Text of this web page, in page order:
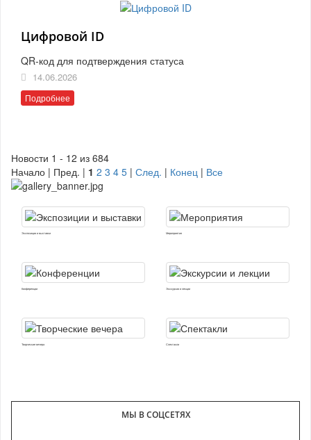
Цифровой ID
QR-код для подтверждения статуса
14.06.2026
Подробнее
Новости 1 - 12 из 684
Начало | Пред. | 1 2 3 4 5 | След. | Конец | Все
Экспозиции и выставки Мероприятия
Конференции Экскурсии и лекции
Творческие вечера Спектакли
МЫ В СОЦСЕТЯХ